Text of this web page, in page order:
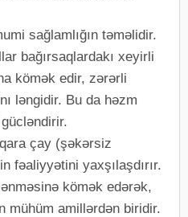
sağlamlığın təməlidir.
bağırsaqlardakı xeyirli
kömək edir, zərərli
ləngidir. Bu da həzm
çay (şəkərsiz
fəaliyyətini yaxşılaşdırır.
kömək edərək,
mühüm amillərdən biridir.